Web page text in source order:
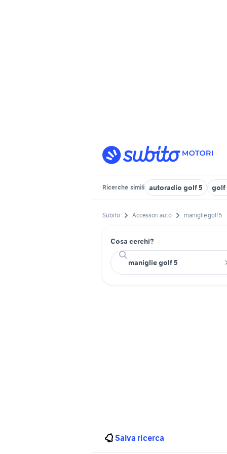
Ricerche simili autoradio golf 5 golf
Subito Accessori auto maniglie golf 5
Cosa cerchi?
Salva ricerca